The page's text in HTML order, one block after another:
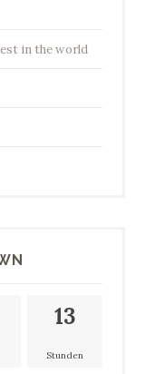
in the world
13
Stunden